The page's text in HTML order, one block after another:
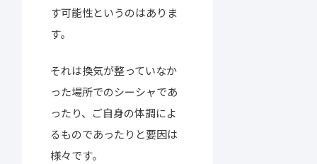
す可能性というのはありま
す。
それは換気が整っていなか
った場所でのシーシャであ
ったり、ご自身の体調によ
るものであったりと要因は
様々です。